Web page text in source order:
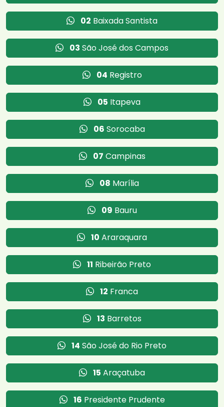
02 Baixada Santista
03 São José dos Campos
04 Registro
05 Itapeva
06 Sorocaba
07 Campinas
08 Marília
09 Bauru
10 Araraquara
11 Ribeirão Preto
12 Franca
13 Barretos
14 São José do Rio Preto
15 Araçatuba
16 Presidente Prudente